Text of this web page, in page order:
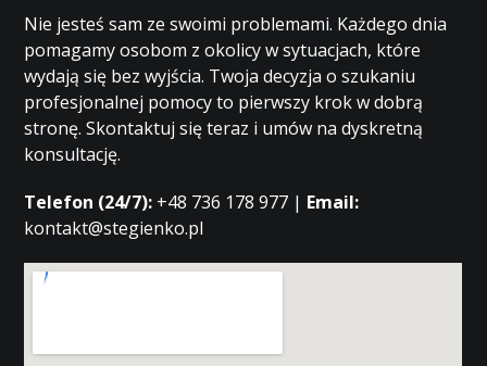
Nie jesteś sam ze swoimi problemami. Każdego dnia
pomagamy osobom z okolicy w sytuacjach, które
wydają się bez wyjścia. Twoja decyzja o szukaniu
profesjonalnej pomocy to pierwszy krok w dobrą
stronę. Skontaktuj się teraz i umów na dyskretną
konsultację.
Telefon (24/7): +48 736 178 977 | Email:
kontakt@stegienko.pl